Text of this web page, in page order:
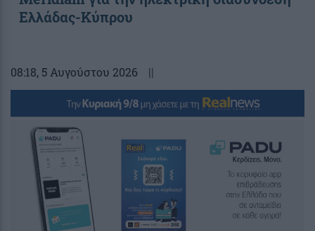
Ελλάδας-Κύπρου
08:18, 5 Αυγούστου 2026 ||